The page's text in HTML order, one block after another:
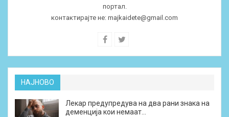
портал.
контактирајте не: majkaidete@gmail.com
НАЈНОВО
Лекар предупредува на два рани знака на
деменција кои немаат…